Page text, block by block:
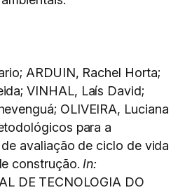
ARDUIN, Rachel Horta;
VINHAL, Laís David;
OLIVEIRA, Luciana
para a
avaliação de ciclo de vida
construção. In:
DE TECNOLOGIA DO